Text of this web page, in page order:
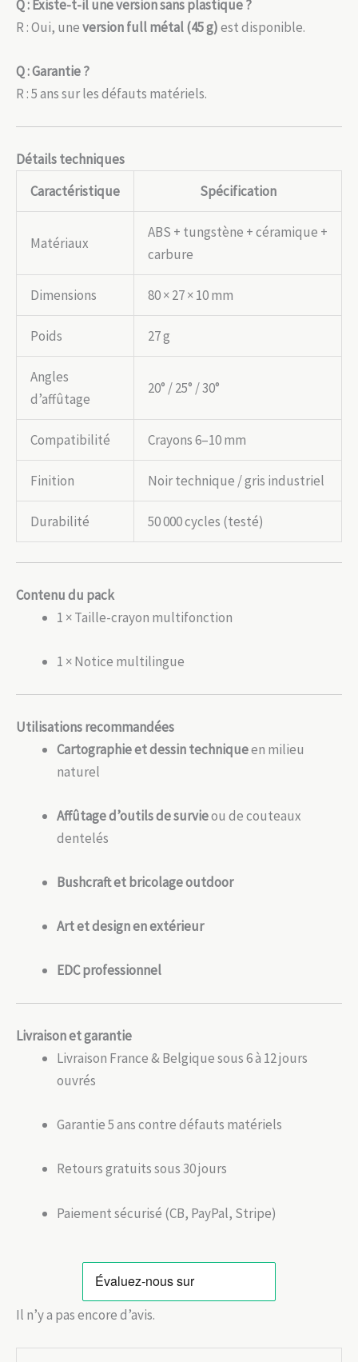
Q : Existe-t-il une version sans plastique ?
R : Oui, uneversion full métal (45 g)est disponible.
Q : Garantie ?
R : 5 ans sur les défauts matériels.
Détails techniques
Caractéristique
Spécification
Matériaux
ABS + tungstène + céramique +
carbure
Dimensions 80 × 27 × 10 mm
Poids 27 g
Angles
d’affûtage
20° / 25° / 30°
Compatibilité Crayons 6–10 mm
Finition Noir technique / gris industriel
Durabilité 50 000 cycles (testé)
Contenu du pack
1 × Taille-crayon multifonction
1 × Notice multilingue
Utilisations recommandées
Cartographie et dessin techniqueen milieu
naturel
Affûtage d’outils de survieou de couteaux
dentelés
Bushcraft et bricolage outdoor
Art et design en extérieur
EDC professionnel
Livraison et garantie
Livraison France & Belgique sous 6 à 12 jours
ouvrés
Garantie 5 ans contre défauts matériels
Retours gratuits sous 30 jours
Paiement sécurisé (CB, PayPal, Stripe)
Il n’y a pas encore d’avis.